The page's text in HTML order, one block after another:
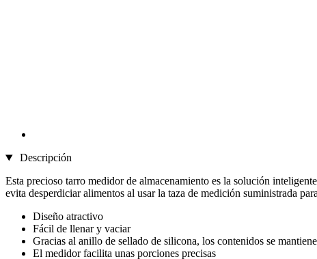
Descripción
Esta precioso tarro medidor de almacenamiento es la solución
evita desperdiciar alimentos al usar la taza de medición suministrada
Diseño atractivo
Fácil de llenar y vaciar
Gracias al anillo de sellado de silicona, los contenidos se
El medidor facilita unas porciones precisas